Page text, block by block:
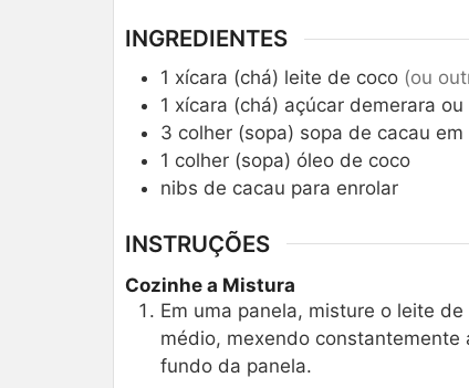
INGREDIENTES
1 xícara (chá) leite de coco (ou
1 xícara (chá) açúcar demerara ou
3 colher (sopa) sopa de cacau em
1 colher (sopa) óleo de coco
nibs de cacau para enrolar
INSTRUÇÕES
Cozinhe a Mistura
Em uma panela, misture o leite
médio, mexendo
fundo da panela.